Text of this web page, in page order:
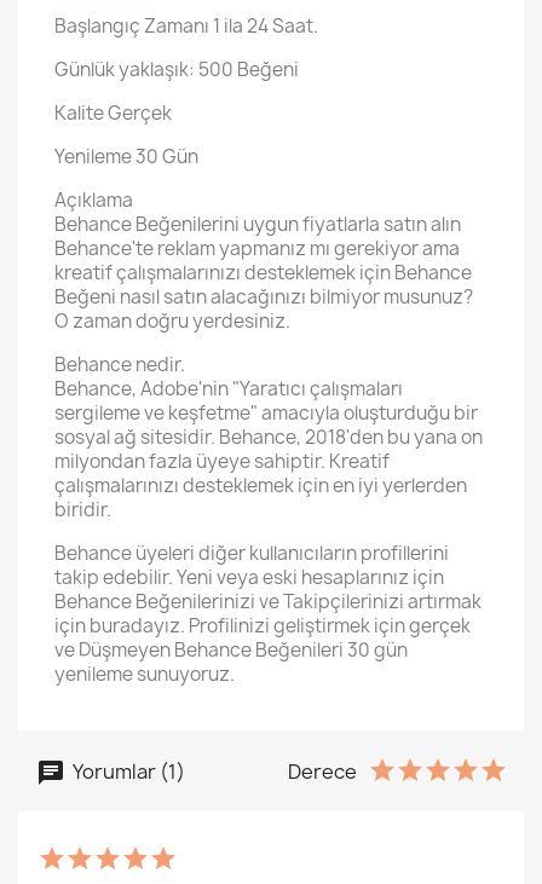
Başlangıç Zamanı 1 ila 24 Saat.
Günlük yaklaşık: 500 Beğeni
Kalite Gerçek
Yenileme 30 Gün
Açıklama
Behance Beğenilerini uygun fiyatlarla satın alın
Behance'te reklam yapmanız mı gerekiyor ama
kreatif çalışmalarınızı desteklemek için Behance
Beğeni nasıl satın alacağınızı bilmiyor musunuz?
O zaman doğru yerdesiniz.
Behance nedir.
Behance, Adobe'nin "Yaratıcı çalışmaları
sergileme ve keşfetme" amacıyla oluşturduğu bir
sosyal ağ sitesidir. Behance, 2018'den bu yana on
milyondan fazla üyeye sahiptir. Kreatif
çalışmalarınızı desteklemek için en iyi yerlerden
biridir.
Behance üyeleri diğer kullanıcıların profillerini
takip edebilir. Yeni veya eski hesaplarınız için
Behance Beğenilerinizi ve Takipçilerinizi artırmak
için buradayız. Profilinizi geliştirmek için gerçek
ve Düşmeyen Behance Beğenileri 30 gün
yenileme sunuyoruz.
Yorumlar (1) Derece